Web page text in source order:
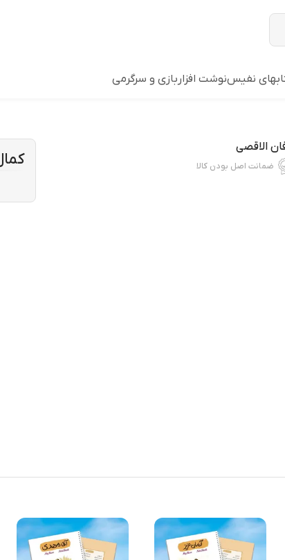
نفیسنوشت افزار بازي و سرگرمي
ضمانت اصل بودن کالا